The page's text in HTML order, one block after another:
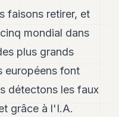
faisons retirer, et
mondial dans
plus grands
européens font
détectons les faux
grâce à l'I.A.